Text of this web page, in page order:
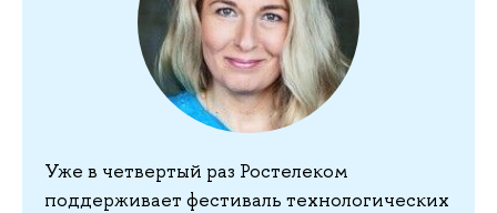
Уже в четвертый раз Ростелеком
поддерживает фестиваль технологических